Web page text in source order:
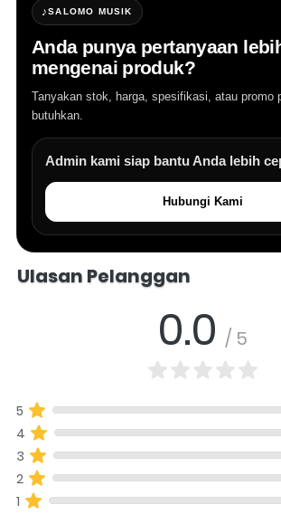
♪SALOMO MUSIK
Anda punya pertanyaan
mengenai produk?
Tanyakan stok, harga, spesifikasi, atau promo
butuhkan.
Admin kami siap bantu Anda lebih
Hubungi Kami
Ulasan Pelanggan
0.0 / 5
5
4
3
2
1